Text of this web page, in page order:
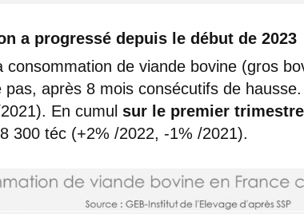
a progressé depuis le début de 2023
consommation de viande bovine (gros
pas, après 8 mois consécutifs de
En cumul sur le premier
300 téc (+2% /2022, -1% /2021).